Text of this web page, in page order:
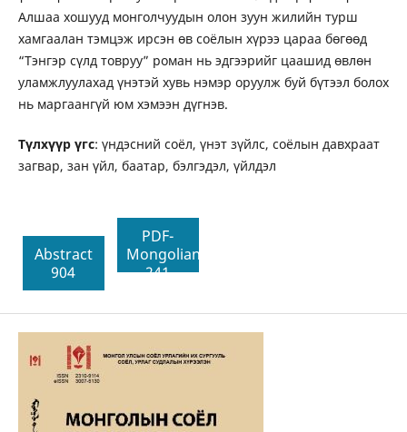
Алшаа хошууд монголчуудын олон зуун жилийн турш
хамгаалан тэмцэж ирсэн өв соёлын хүрээ цараа бөгөөд
“Тэнгэр сүлд товруу” роман нь эдгээрийг цаашид өвлөн
уламжлуулахад үнэтэй хувь нэмэр оруулж буй бүтээл болох
нь маргаангүй юм хэмээн дүгнэв.
Түлхүүр үгс: үндэсний соёл, үнэт зүйлс, соёлын давхраат
загвар, зан үйл, баатар, бэлгэдэл, үйлдэл
Abstract
904
PDF-
Mongolian
241